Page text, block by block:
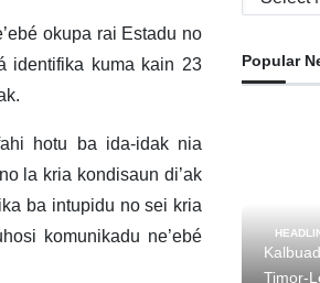
okupa rai Estadu no
identifika kuma kain 23
hotu ba ida-idak nia
la kria kondisaun di’ak
ba intupidu no sei kria
komunikadu ne’ebé
Popular
Timor-